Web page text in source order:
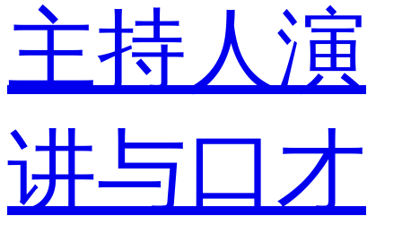
主持人演
讲与口才